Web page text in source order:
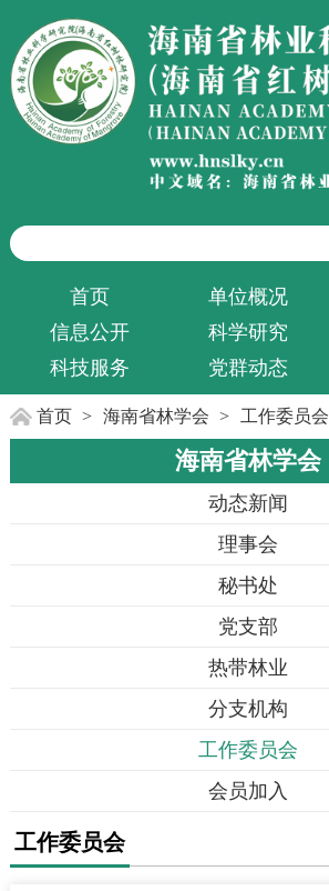
首页 单位概况
信息公开
科学研究
科技服务
党群动态
海南省林学会
动态新闻
理事会
秘书处
党支部
热带林业
分支机构
工作委员会
会员加入
工作委员会
首页 > 海南省林学会 > 工作委员会